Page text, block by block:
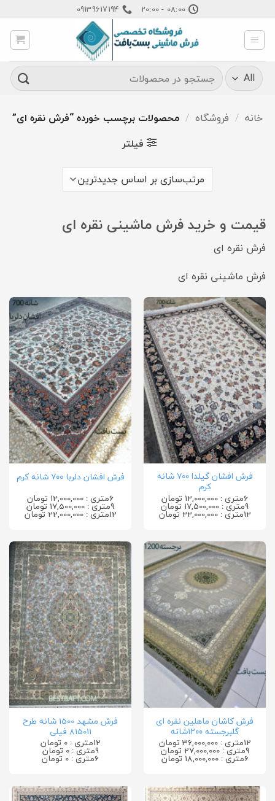
content
08:00 - 20:00
09139617194
جستجو
برای:
خانه / فروشگاه / محصولات برچسب خورده “فرش نقره ای”
فیلتر
قیمت و خرید فرش ماشینی نقره ای
فرش نقره ای
فرش ماشینی نقره ای
فرش افشان گیلدا ۷۰۰ شانه
کرم
6متری : 12,000,000 تومان
9متری : 17,500,000 تومان
12متری : 22,000,000 تومان
فرش افشان دلربا ۷۰۰ شانه کرم
6متری : 12,000,000 تومان
9متری : 17,500,000 تومان
12متری : 22,000,000 تومان
فرش کاشان ماهلین نقره ای
گلبرجسته ۱۲۰۰شانه
12متری : 36,000,000 تومان
9متری : 27,000,000 تومان
6متری : 18,000,000 تومان
فرش مشهد 1500 شانه طرح
815011 فیلی
12متری : 0 تومان
9متری : 0 تومان
6متری : 0 تومان